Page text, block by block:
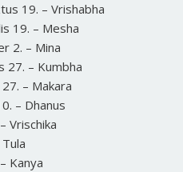
19. – Vrishabha
19. – Mesha
2. – Mina
27. – Kumbha
– Makara
– Dhanus
Vrischika
Kanya